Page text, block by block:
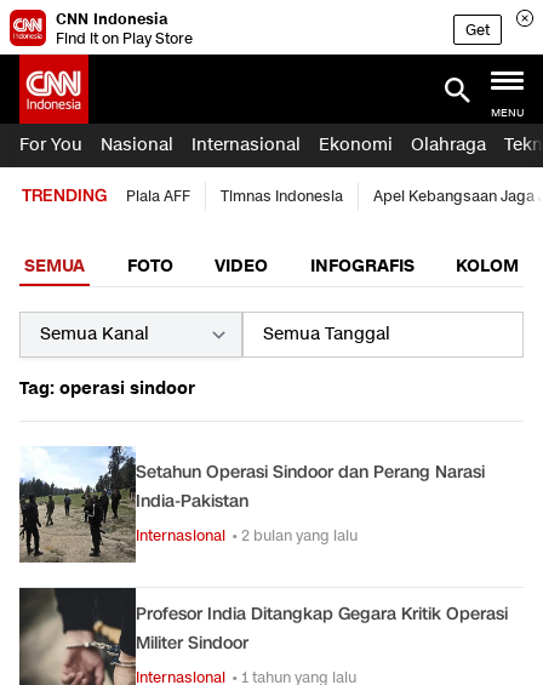
CNN Indonesia
Find it on Play Store
Get
MENU
For You Nasional Internasional Ekonomi Olahraga
TRENDING Piala AFF Timnas Indonesia Apel Kebangsaan Jaga
SEMUA FOTO VIDEO INFOGRAFIS KOLOM
Tag: operasi sindoor
Setahun Operasi Sindoor dan Perang Narasi
India-Pakistan
Internasional • 2 bulan yang lalu
Profesor India Ditangkap Gegara Kritik Operasi
Militer Sindoor
Internasional • 1 tahun yang lalu